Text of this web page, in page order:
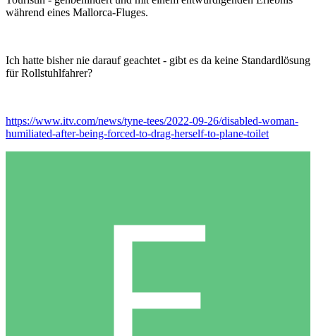
während eines Mallorca-Fluges.
Ich hatte bisher nie darauf geachtet - gibt es da keine Standardlösung
für Rollstuhlfahrer?
https://www.itv.com/news/tyne-tees/2022-09-26/disabled-woman-
humiliated-after-being-forced-to-drag-herself-to-plane-toilet